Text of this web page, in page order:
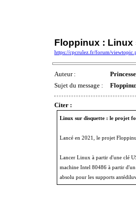
Floppinux : Linux
https://cpcrulez.fr/forum/
Auteur :
Sujet du message :
Citer :
Linux sur disquette : le projet
Lancé en 2021, le projet
Lancer Linux à partir d'une clé
machine Intel 80486 à partir
absolu pour les supports